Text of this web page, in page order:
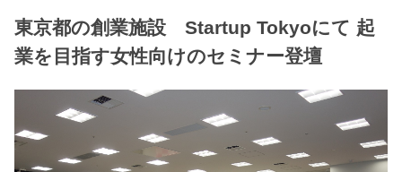
東京都の創業施設 Startup Tokyoにて 起
業を目指す女性向けのセミナー登壇